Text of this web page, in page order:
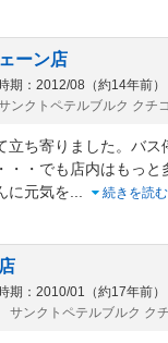
ーン店
期：2012/08（約14年前）
ンクトペテルブルク クチ
立ち寄りました。バス
・・でも店内はもっと
に元気を...
続きを読む
期：2010/01（約17年前）
サンクトペテルブルク ク